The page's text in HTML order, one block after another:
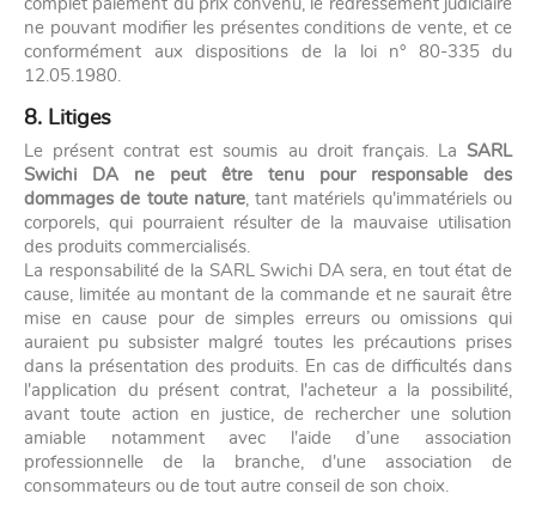
complet paiement du prix convenu, le redressement judiciaire
ne pouvant modifier les présentes conditions de vente, et ce
conformément aux dispositions de la loi n° 80-335 du
12.05.1980.
8. Litiges
Le présent contrat est soumis au droit français. La SARL
Swichi DA ne peut être tenu pour responsable des
dommages de toute nature, tant matériels qu'immatériels ou
corporels, qui pourraient résulter de la mauvaise utilisation
des produits commercialisés.
La responsabilité de la SARL Swichi DA sera, en tout état de
cause, limitée au montant de la commande et ne saurait être
mise en cause pour de simples erreurs ou omissions qui
auraient pu subsister malgré toutes les précautions prises
dans la présentation des produits. En cas de difficultés dans
l'application du présent contrat, l'acheteur a la possibilité,
avant toute action en justice, de rechercher une solution
amiable notamment avec l'aide d’une association
professionnelle de la branche, d'une association de
consommateurs ou de tout autre conseil de son choix.